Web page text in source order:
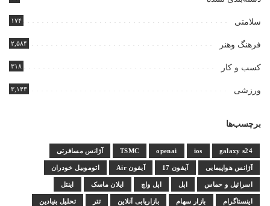
سلامتی ۱۷۴
فرهنگ وهنر ۲,۵۸۴
کسب و کار ۳۱۸
ورزشی ۳,۱۴۳
برچسب‌ها
galaxy s24
ios
openai
TSMC آژانس مسافرتی
آژانس هواپیمایی آیفون 17 آیفون Air اتوموبیل خودران
اسرائیل و حماس اپل اپل واچ ایلان ماسک اینتل
اینستاگرام بازار سهام بازاریابی آنلاین تتر تحلیل بنیادین